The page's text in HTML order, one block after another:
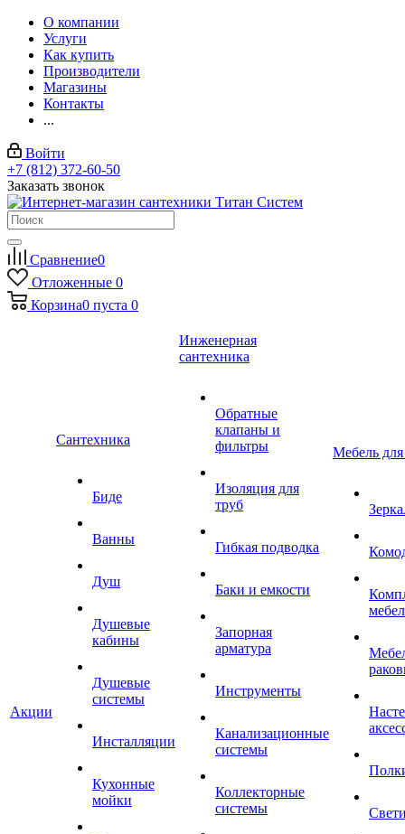
О компании
Услуги
Как купить
Производители
Магазины
Контакты
...
Войти
+7 (812) 372-60-50
Заказать звонок
Сравнение0
Отложенные 0
Корзина0 пуста 0
Акции
Сантехника
Биде
Ванны
Душ
Душевые
кабины
Душевые
системы
Инсталляции
Кухонные
мойки
Инженерная
сантехника
Обратные
клапаны и
фильтры
Изоляция для
труб
Гибкая подводка
Баки и емкости
Запорная
арматура
Инструменты
Канализационные
системы
Коллекторные
системы
Мебель